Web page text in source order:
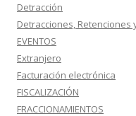
Detracción
Detracciones, Retenciones
EVENTOS
Extranjero
Facturación electrónica
FISCALIZACIÓN
FRACCIONAMIENTOS